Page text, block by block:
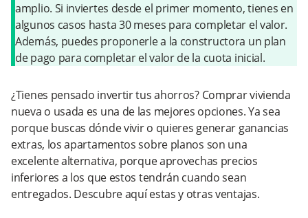
amplio. Si inviertes desde el primer momento, tienes en
algunos casos hasta 30 meses para completar el valor.
Además, puedes proponerle a la constructora un plan
de pago para completar el valor de la cuota inicial.
¿Tienes pensado invertir tus ahorros? Comprar vivienda
nueva o usada es una de las mejores opciones. Ya sea
porque buscas dónde vivir o quieres generar ganancias
extras, los apartamentos sobre planos son una
excelente alternativa, porque aprovechas precios
inferiores a los que estos tendrán cuando sean
entregados. Descubre aquí estas y otras ventajas.